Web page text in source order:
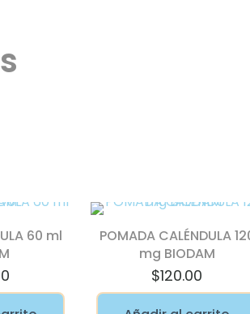
60 ml
POMADA CALÉNDULA
mg BIODAM
$120.00